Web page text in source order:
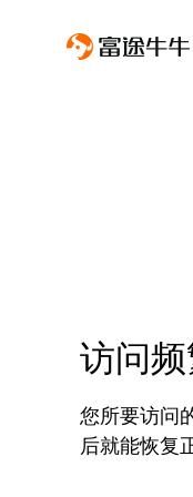
访问
您所要访问
后就能恢复